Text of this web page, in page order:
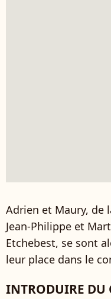
Adrien et Maury, de
Jean-Philippe et
Etchebest, se sont
leur place dans le
INTRODUIRE DU